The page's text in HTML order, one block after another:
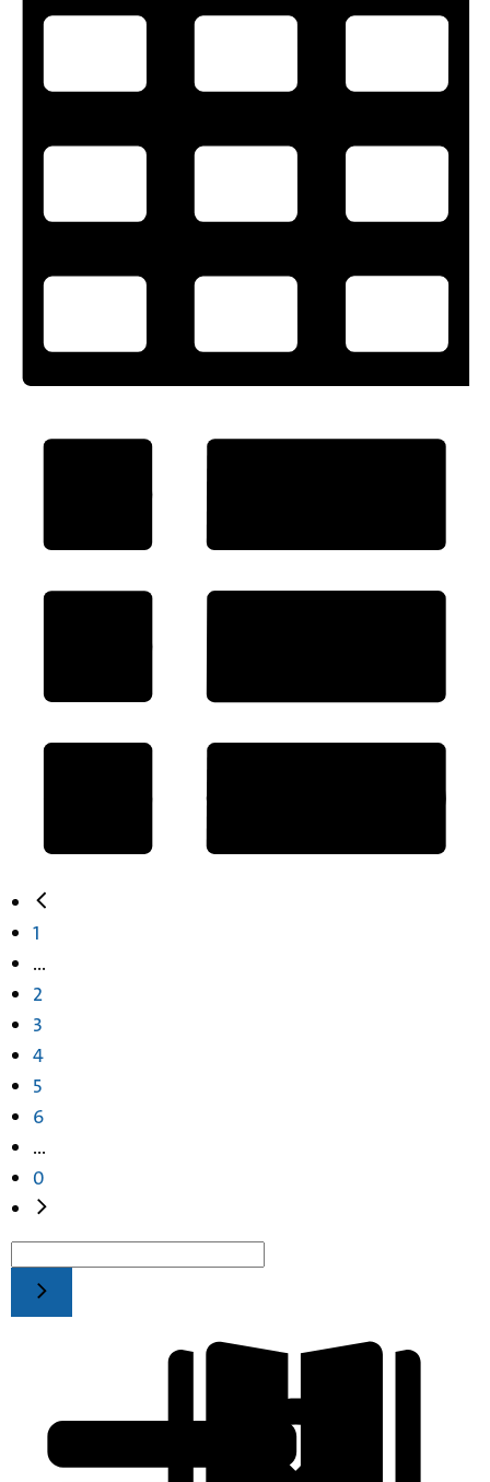
1
...
2
3
4
5
6
...
0